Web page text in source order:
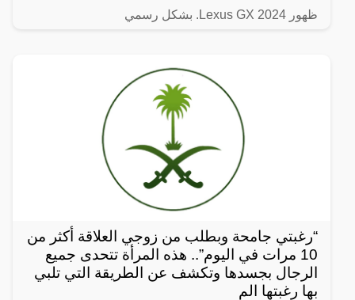
ظهور Lexus GX 2024. بشكل رسمي
“رغبتي جامحة وبطلب من زوجي العلاقة أكثر من
10 مرات في اليوم”.. هذه المرأة تتحدى جميع
الرجال بجسدها وتكشف عن الطريقة التي تلبي
بها رغبتها الم